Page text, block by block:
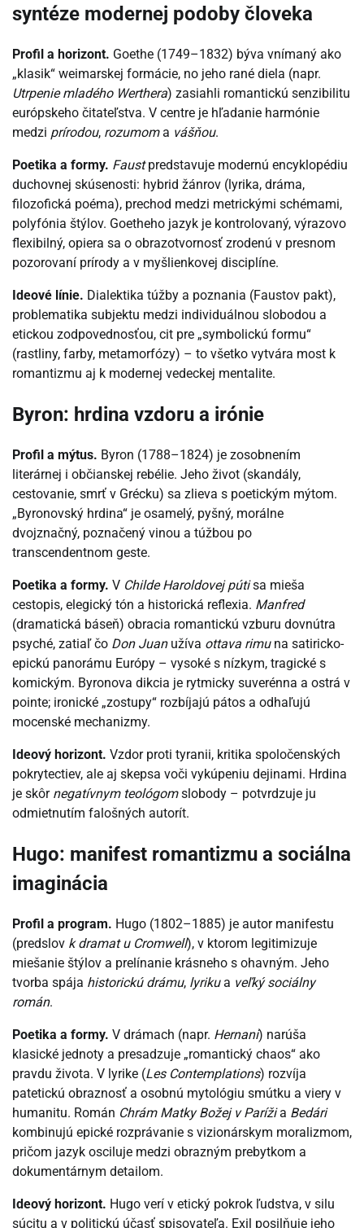
syntéze modernej podoby človeka
Profil a horizont. Goethe (1749–1832) býva vnímaný ako
„klasik“ weimarskej formácie, no jeho rané diela (napr.
Utrpenie mladého Werthera) zasiahli romantickú senzibilitu
európskeho čitateľstva. V centre je hľadanie harmónie
medzi prírodou, rozumoma vášňou.
Poetika a formy. Faustpredstavuje modernú encyklopédiu
duchovnej skúsenosti: hybrid žánrov (lyrika, dráma,
filozofická poéma), prechod medzi metrickými schémami,
polyfónia štýlov. Goetheho jazyk je kontrolovaný, výrazovo
flexibilný, opiera sa o obrazotvornosť zrodenú v presnom
pozorovaní prírody a v myšlienkovej disciplíne.
Ideové línie. Dialektika túžby a poznania (Faustov pakt),
problematika subjektu medzi individuálnou slobodou a
etickou zodpovednosťou, cit pre „symbolickú formu“
(rastliny, farby, metamorfózy) – to všetko vytvára most k
romantizmu aj k modernej vedeckej mentalite.
Byron: hrdina vzdoru a irónie
Profil a mýtus. Byron (1788–1824) je zosobnením
literárnej i občianskej rebélie. Jeho život (skandály,
cestovanie, smrť v Grécku) sa zlieva s poetickým mýtom.
„Byronovský hrdina“ je osamelý, pyšný, morálne
dvojznačný, poznačený vinou a túžbou po
transcendentnom geste.
Poetika a formy. V Childe Haroldovej pútisa mieša
cestopis, elegický tón a historická reflexia. Manfred
(dramatická báseň) obracia romantickú vzburu dovnútra
psyché, zatiaľ čo Don Juanužíva ottava rimuna satiricko-
epickú panorámu Európy – vysoké s nízkym, tragické s
komickým. Byronova dikcia je rytmicky suverénna a ostrá v
pointe; ironické „zostupy“ rozbíjajú pátos a odhaľujú
mocenské mechanizmy.
Ideový horizont. Vzdor proti tyranii, kritika spoločenských
pokrytectiev, ale aj skepsa voči vykúpeniu dejinami. Hrdina
je skôr negatívnym teológomslobody – potvrdzuje ju
odmietnutím falošných autorít.
Hugo: manifest romantizmu a sociálna
imaginácia
Profil a program. Hugo (1802–1885) je autor manifestu
(predslov k dramat u Cromwell), v ktorom legitimizuje
miešanie štýlov a prelínanie krásneho s ohavným. Jeho
tvorba spája historickú drámu, lyrikua veľký sociálny
román.
Poetika a formy. V drámach (napr. Hernani) narúša
klasické jednoty a presadzuje „romantický chaos“ ako
pravdu života. V lyrike (Les Contemplations) rozvíja
patetickú obraznosť a osobnú mytológiu smútku a viery v
humanitu. Román Chrám Matky Božej v Parížia Bedári
kombinujú epické rozprávanie s vizionárskym moralizmom,
pričom jazyk osciluje medzi obrazným prebytkom a
dokumentárnym detailom.
Ideový horizont. Hugo verí v etický pokrok ľudstva, v silu
súcitu a v politickú účasť spisovateľa. Exil posilňuje jeho